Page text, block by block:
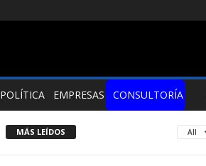
POLÍTICA EMPRESAS CONSULTORÍA
MÁS LEÍDOS All